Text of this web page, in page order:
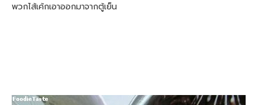
พวกไส้เค้กเอาออกมาจากตู้เย็น